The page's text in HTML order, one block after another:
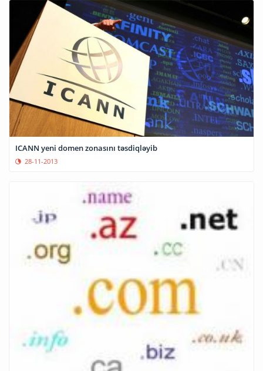
ICANN yeni domen zonasını təsdiqləyib
28-11-2013